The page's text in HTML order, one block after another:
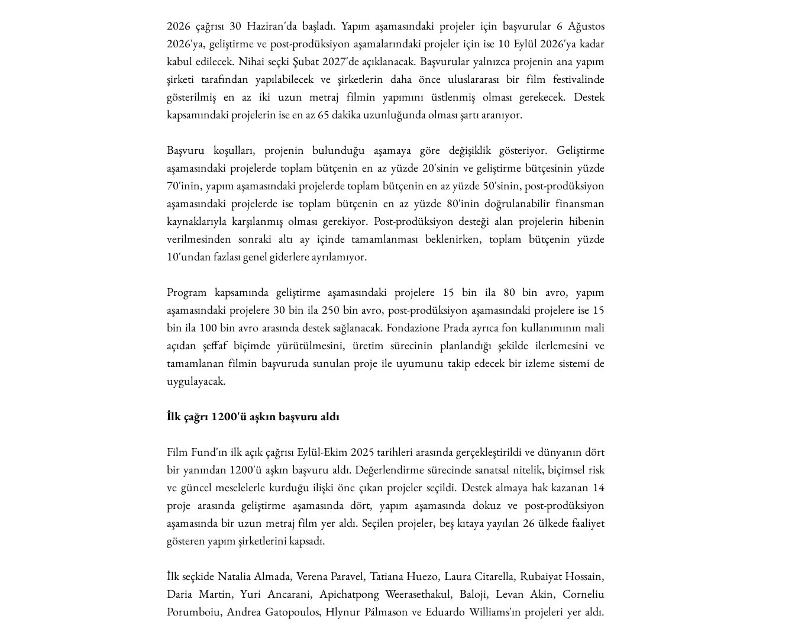
2026 çağrısı 30 Haziran'da başladı. Yapım aşamasındaki projeler için başvurular 6 Ağustos
2026'ya, geliştirme ve post-prodüksiyon aşamalarındaki projeler için ise 10 Eylül 2026'ya kadar
kabul edilecek. Nihai seçki Şubat 2027'de açıklanacak. Başvurular yalnızca projenin ana yapım
şirketi tarafından yapılabilecek ve şirketlerin daha önce uluslararası bir film festivalinde
gösterilmiş en az iki uzun metraj filmin yapımını üstlenmiş olması gerekecek. Destek
kapsamındaki projelerin ise en az 65 dakika uzunluğunda olması şartı aranıyor.
Başvuru koşulları, projenin bulunduğu aşamaya göre değişiklik gösteriyor. Geliştirme
aşamasındaki projelerde toplam bütçenin en az yüzde 20'sinin ve geliştirme bütçesinin yüzde
70'inin, yapım aşamasındaki projelerde toplam bütçenin en az yüzde 50'sinin, post-prodüksiyon
aşamasındaki projelerde ise toplam bütçenin en az yüzde 80'inin doğrulanabilir finansman
kaynaklarıyla karşılanmış olması gerekiyor. Post-prodüksiyon desteği alan projelerin hibenin
verilmesinden sonraki altı ay içinde tamamlanması beklenirken, toplam bütçenin yüzde
10'undan fazlası genel giderlere ayrılamıyor.
Program kapsamında geliştirme aşamasındaki projelere 15 bin ila 80 bin avro, yapım
aşamasındaki projelere 30 bin ila 250 bin avro, post-prodüksiyon aşamasındaki projelere ise 15
bin ila 100 bin avro arasında destek sağlanacak. Fondazione Prada ayrıca fon kullanımının mali
açıdan şeffaf biçimde yürütülmesini, üretim sürecinin planlandığı şekilde ilerlemesini ve
tamamlanan filmin başvuruda sunulan proje ile uyumunu takip edecek bir izleme sistemi de
uygulayacak.
İlk çağrı 1200'ü aşkın başvuru aldı
Film Fund'ın ilk açık çağrısı Eylül-Ekim 2025 tarihleri arasında gerçekleştirildi ve dünyanın dört
bir yanından 1200'ü aşkın başvuru aldı. Değerlendirme sürecinde sanatsal nitelik, biçimsel risk
ve güncel meselelerle kurduğu ilişki öne çıkan projeler seçildi. Destek almaya hak kazanan 14
proje arasında geliştirme aşamasında dört, yapım aşamasında dokuz ve post-prodüksiyon
aşamasında bir uzun metraj film yer aldı. Seçilen projeler, beş kıtaya yayılan 26 ülkede faaliyet
gösteren yapım şirketlerini kapsadı.
İlk seçkide Natalia Almada, Verena Paravel, Tatiana Huezo, Laura Citarella, Rubaiyat Hossain,
Daria Martin, Yuri Ancarani, Apichatpong Weerasethakul, Baloji, Levan Akin, Corneliu
Porumboiu, Andrea Gatopoulos, Hlynur Pálmason ve Eduardo Williams'ın projeleri yer aldı.